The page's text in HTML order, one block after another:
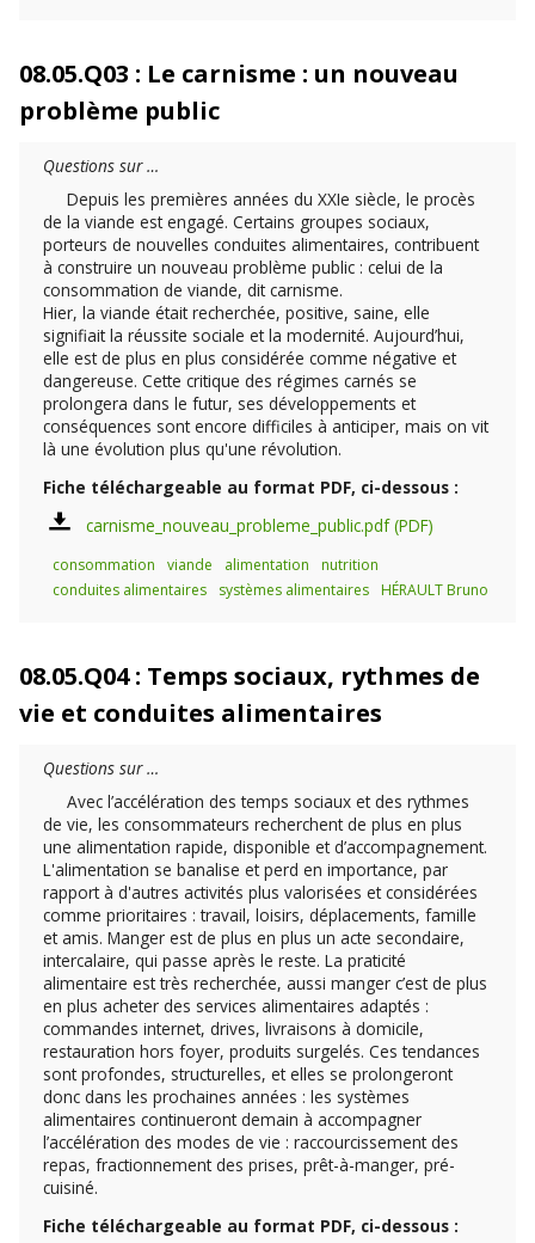
08.05.Q03 : Le carnisme : un nouveau
problème public
Questions sur …
Depuis les premières années du XXIe siècle, le procès
de la viande est engagé. Certains groupes sociaux,
porteurs de nouvelles conduites alimentaires, contribuent
à construire un nouveau problème public : celui de la
consommation de viande, dit carnisme.
Hier, la viande était recherchée, positive, saine, elle
signifiait la réussite sociale et la modernité. Aujourd’hui,
elle est de plus en plus considérée comme négative et
dangereuse. Cette critique des régimes carnés se
prolongera dans le futur, ses développements et
conséquences sont encore difficiles à anticiper, mais on vit
là une évolution plus qu'une révolution.
Fiche téléchargeable au format PDF, ci-dessous :
carnisme_nouveau_probleme_public.pdf
consommation viande alimentation
nutrition
conduites alimentaires
systèmes alimentaires HÉRAULT Bruno
08.05.Q04 : Temps sociaux, rythmes de
vie et conduites alimentaires
Questions sur …
Avec l’accélération des temps sociaux et des rythmes
de vie, les consommateurs recherchent de plus en plus
une alimentation rapide, disponible et d’accompagnement.
L'alimentation se banalise et perd en importance, par
rapport à d'autres activités plus valorisées et considérées
comme prioritaires : travail, loisirs, déplacements, famille
et amis. Manger est de plus en plus un acte secondaire,
intercalaire, qui passe après le reste. La praticité
alimentaire est très recherchée, aussi manger c’est de plus
en plus acheter des services alimentaires adaptés :
commandes internet, drives, livraisons à domicile,
restauration hors foyer, produits surgelés. Ces tendances
sont profondes, structurelles, et elles se prolongeront
donc dans les prochaines années : les systèmes
alimentaires continueront demain à accompagner
l’accélération des modes de vie : raccourcissement des
repas, fractionnement des prises, prêt-à-manger, pré-
cuisiné.
Fiche téléchargeable au format PDF, ci-dessous :